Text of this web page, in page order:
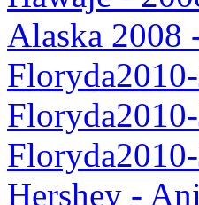
Alaska 2008
Hershey -